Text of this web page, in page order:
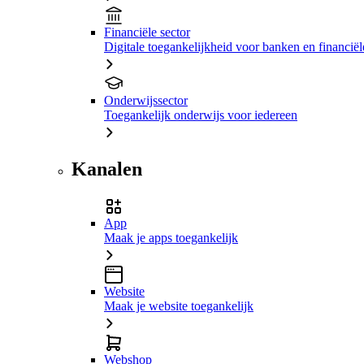
Financiële sector
Digitale toegankelijkheid voor banken en
Onderwijssector
Toegankelijk onderwijs voor iedereen
Kanalen
App
Maak je apps toegankelijk
Website
Maak je website toegankelijk
Webshop